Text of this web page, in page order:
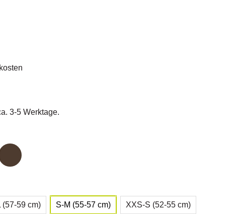
3-5 Werktage.
(57-59 cm) S-M (55-57 cm) XXS-S (52-55 cm)